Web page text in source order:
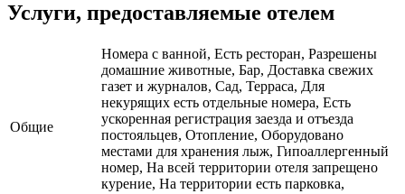
Услуги, предоставляемые отелем
Общие
Номера с ванной, Есть ресторан, Разрешены
домашние животные, Бар, Доставка свежих
газет и журналов, Сад, Терраса, Для
некурящих есть отдельные номера, Есть
ускоренная регистрация заезда и отъезда
постояльцев, Отопление, Оборудовано
местами для хранения лыж, Гипоаллергенный
номер, На всей территории отеля запрещено
курение, На территории есть парковка,